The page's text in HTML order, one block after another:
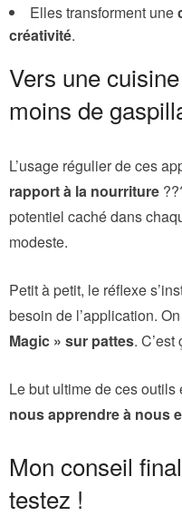
Elles transforment une
créativité.
Vers une
moins de
L’usage régulier de ces
rapport à la nourriture
potentiel caché dans
modeste.
Petit à petit, le réflexe
besoin de l’application.
Magic » sur pattes.
Le but ultime de ces
nous apprendre à nous
Mon conseil
testez !